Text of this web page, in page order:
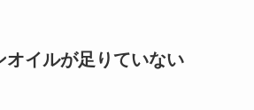
オイルが足りていない